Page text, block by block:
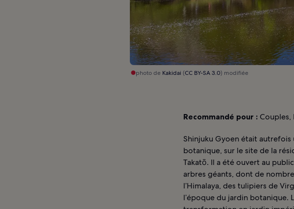
photo de Kakidai (CC BY-SA 3.0) modifiée
Recommandé pour : Couples,
Shinjuku Gyoen était
botanique, sur le site de la
Takatō. Il a été ouvert au
arbres géants, dont de
l’Himalaya, des tulipiers de
l’époque du jardin botanique.